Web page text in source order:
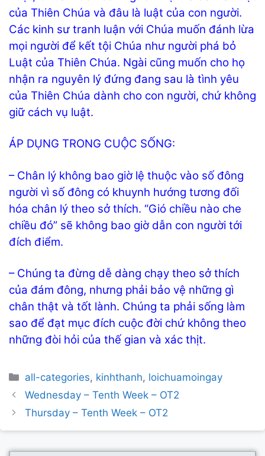
của Thiên Chúa và đâu là luật của con người.
Các kinh sư tranh luận với Chúa muốn đánh lừa
mọi người để kết tội Chúa như người phá bỏ
Luật của Thiên Chúa. Ngài cũng muốn cho họ
nhận ra nguyên lý đứng đang sau là tình yêu
của Thiên Chúa dành cho con người, chứ không
giữ cách vụ luật.
ÁP DỤNG TRONG CUỘC SỐNG:
– Chân lý không bao giờ lệ thuộc vào số đông
người vì số đông có khuynh hướng tương đối
hóa chân lý theo sở thích. “Gió chiều nào che
chiều đó” sẽ không bao giờ dẫn con người tới
đích điểm.
– Chúng ta đừng dễ dàng chạy theo sở thích
của đám đông, nhưng phải bảo vệ những gì
chân thật và tốt lành. Chúng ta phải sống làm
sao để đạt mục đích cuộc đời chứ không theo
những đòi hỏi của thế gian và xác thịt.
Categories
all-categories, kinhthanh, loichuamoingay
Post
navigation
Wednesday – Tenth Week – OT2
Thursday – Tenth Week – OT2